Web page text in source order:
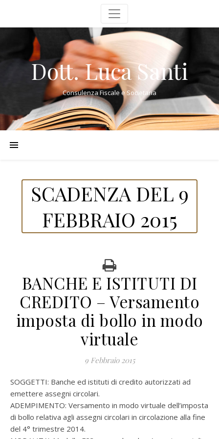
Dott. Luca Santi
Consulenza Fiscale e Societaria
SCADENZA DEL 9
FEBBRAIO 2015
BANCHE E ISTITUTI DI
CREDITO – Versamento
imposta di bollo in modo
virtuale
9 Febbraio 2015
SOGGETTI: Banche ed istituti di credito autorizzati ad
emettere assegni circolari.
ADEMPIMENTO: Versamento in modo virtuale dell’imposta
di bollo relativa agli assegni circolari in circolazione alla fine
del 4° trimestre 2014.